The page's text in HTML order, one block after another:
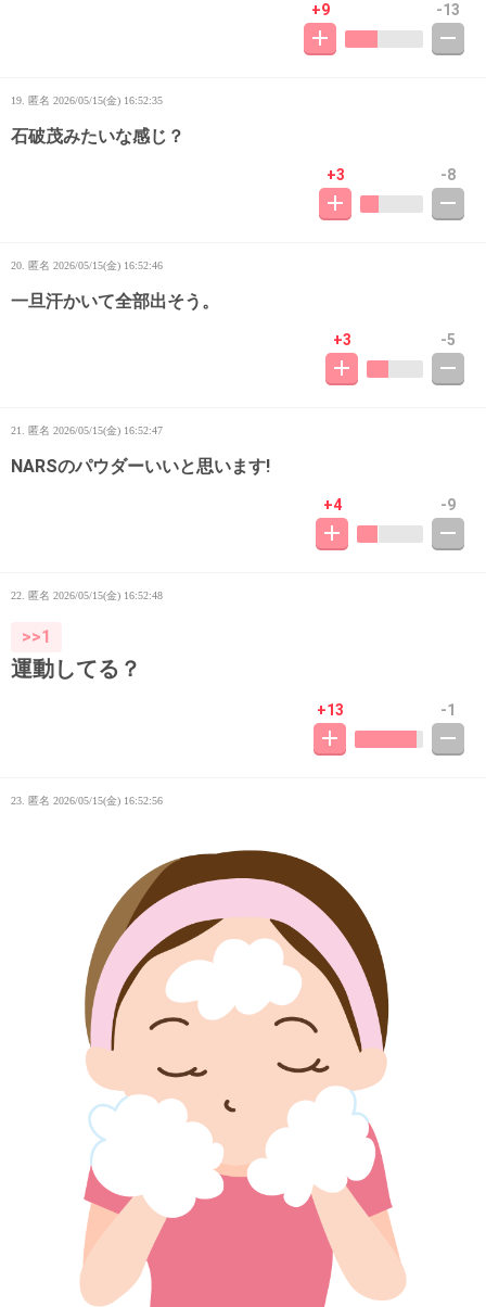
+9 -13
19. 匿名 2026/05/15(金) 16:52:35
石破茂みたいな感じ？
+3 -8
20. 匿名 2026/05/15(金) 16:52:46
一旦汗かいて全部出そう。
+3 -5
21. 匿名 2026/05/15(金) 16:52:47
NARSのパウダーいいと思います!
+4 -9
22. 匿名 2026/05/15(金) 16:52:48
>>1
運動してる？
+13 -1
23. 匿名 2026/05/15(金) 16:52:56